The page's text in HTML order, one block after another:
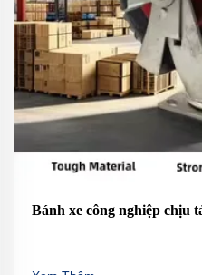
Bánh xe công nghiệp chịu